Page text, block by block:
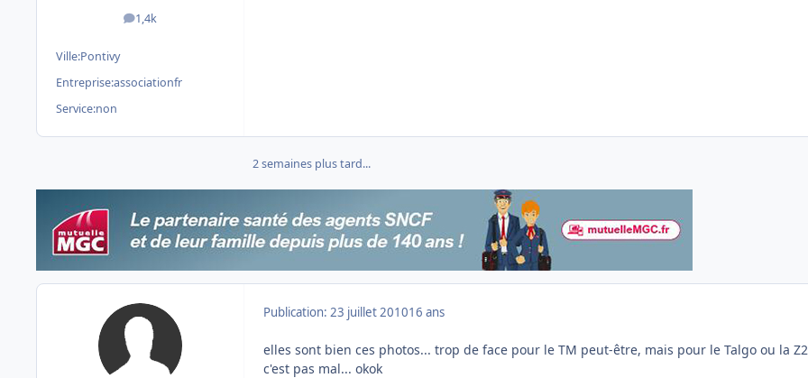
1,4k
messages
Ville:Pontivy
Entreprise:associationfr
Service:non
2 semaines plus tard...
Publication: 23 juillet 201016 ans
elles sont bien ces photos... trop de face pour le TM peut-être, mais pour le Talgo ou la
c'est pas mal... okok